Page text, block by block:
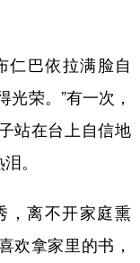
巴依拉满脸自
荣。”有一次，
站在台上自信地
。
离不开家庭熏
欢拿家里的书，